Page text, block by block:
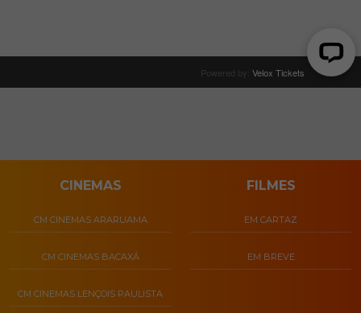
CINEMAS
CM CINEMAS ARARUAMA
CM CINEMAS BACAXÁ
CM CINEMAS LENÇOIS PAULISTA
FILMES
EM CARTAZ
EM BREVE